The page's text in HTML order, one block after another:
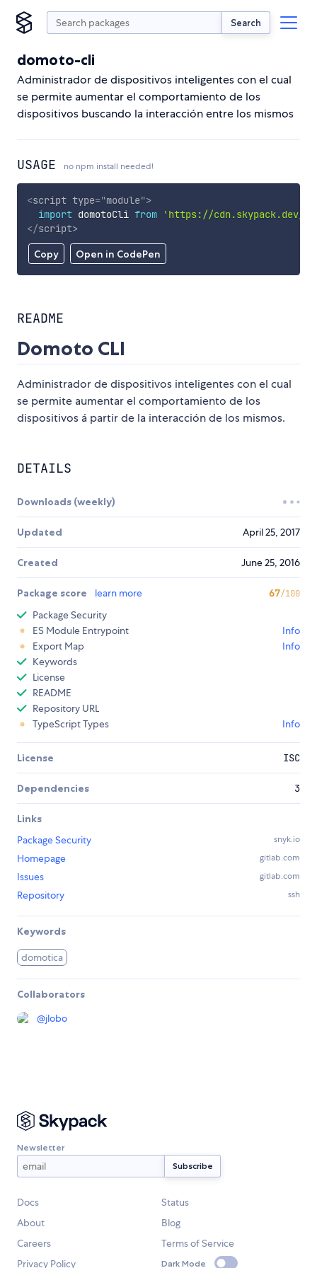
Search
domoto-cli
Administrador de dispositivos inteligentes con el cual
se permite aumentar el comportamiento de los
dispositivos buscando la interacción entre los mismos
USAGE no npm install needed!
Copy Open in CodePen
<script type="module">
import domotoCli from
'https://cdn.skypack.dev/
</script>
README
Domoto CLI
Administrador de dispositivos inteligentes con el cual
se permite aumentar el comportamiento de los
dispositivos á partir de la interacción de los mismos.
DETAILS
Downloads (weekly)
Updated April 25, 2017
Created June 25, 2016
Package score learn more 67/100
Package Security
ES Module Entrypoint
Info
Export Map
Info
Keywords
License
README
Repository URL
TypeScript Types
Info
License ISC
Dependencies 3
Links
Package Security
snyk.io
Homepage gitlab.com
Issues gitlab.com
Repository ssh
Keywords
domotica
Collaborators
@jlobo
Newsletter
Docs
Status
About
Blog
Careers
Terms of Service
Privacy Policy
Dark Mode